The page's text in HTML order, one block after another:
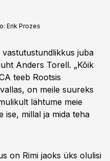
Erik Prozes
vastutustundlikkus juba
Anders Torell. „Kõik
teeb Rootsis
on meile suureks
lähtume meie
ise, millal ja mida teha
on Rimi jaoks üks olulisi